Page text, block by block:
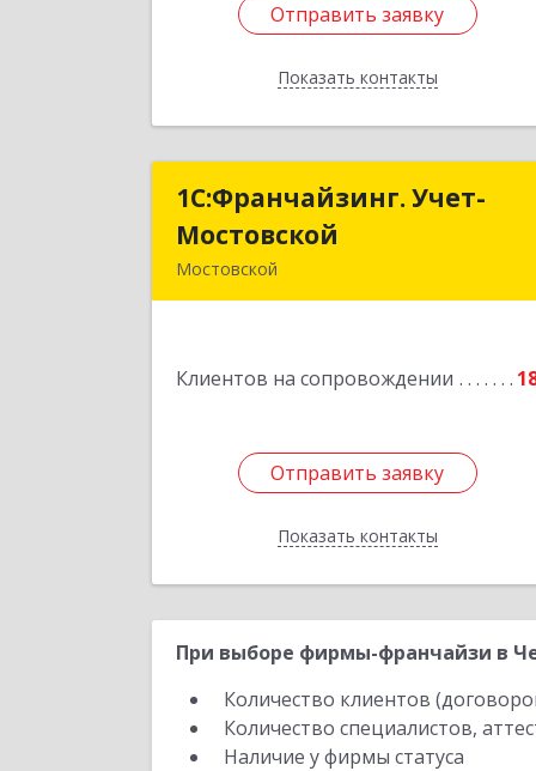
Отправить заявку
Показать контакты
Отправить заявку
Назад
1С:Франчайзинг. Учет-
Мостовской
Мостовской
Клиентов на сопровождении
Отправить заявку
Показать контакты
1С:Франчайзинг. Учет-
корпус
Отправить заявку
Назад
При выборе фирмы-франчайзи в
Количество клиентов
Количество специалистов,
Наличие у фирмы статуса